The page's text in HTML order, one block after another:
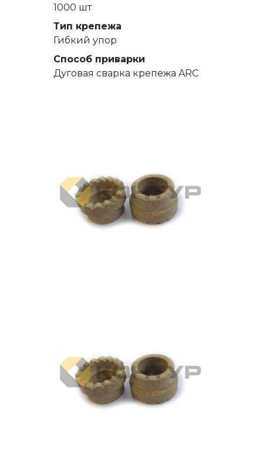
1000 шт
Тип крепежа
Гибкий упор
Способ приварки
Дуговая сварка крепежа ARC